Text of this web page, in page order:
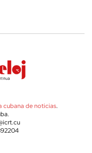
cubana de noticias.